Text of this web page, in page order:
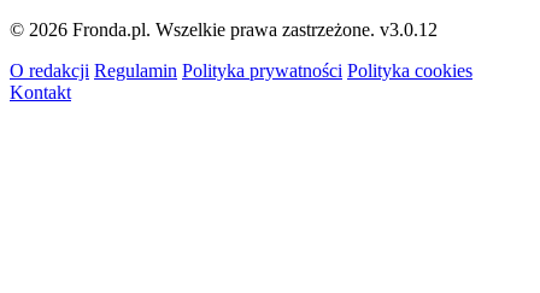
© 2026 Fronda.pl. Wszelkie prawa zastrzeżone. v3.0.12
O redakcji Regulamin Polityka prywatności Polityka cookies
Kontakt